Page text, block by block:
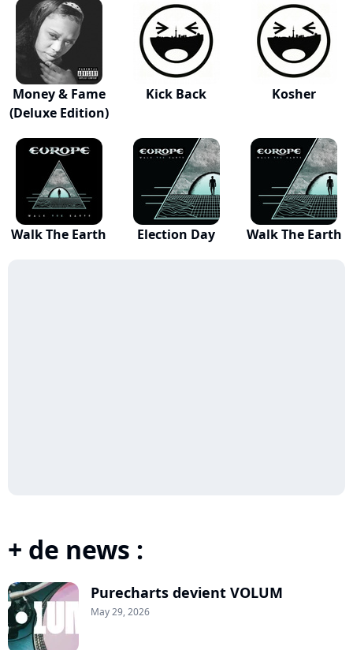
Money & Fame
(Deluxe Edition)
Kick Back Kosher
Walk The Earth Election Day Walk The Earth
+ de news :
Purecharts devient VOLUM
May 29, 2026